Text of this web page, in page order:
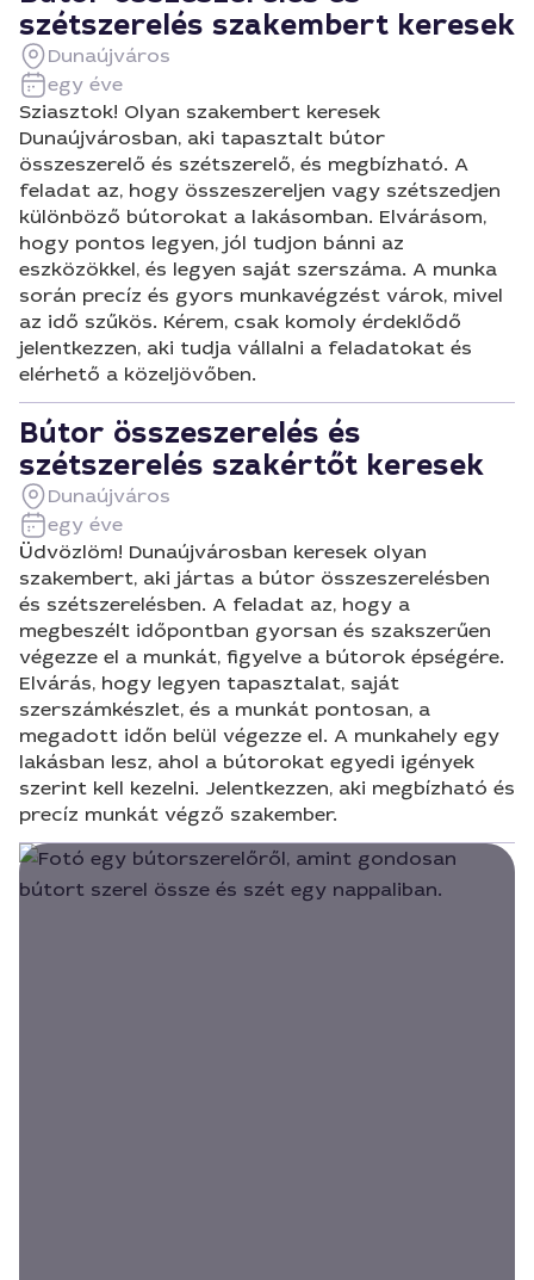
szétszerelés szakembert keresek
Dunaújváros
egy éve
Sziasztok! Olyan szakembert keresek
Dunaújvárosban, aki tapasztalt bútor
összeszerelő és szétszerelő, és megbízható. A
feladat az, hogy összeszereljen vagy szétszedjen
különböző bútorokat a lakásomban. Elvárásom,
hogy pontos legyen, jól tudjon bánni az
eszközökkel, és legyen saját szerszáma. A munka
során precíz és gyors munkavégzést várok, mivel
az idő szűkös. Kérem, csak komoly érdeklődő
jelentkezzen, aki tudja vállalni a feladatokat és
elérhető a közeljövőben.
Bútor összeszerelés és
szétszerelés szakértőt keresek
Dunaújváros
egy éve
Üdvözlöm! Dunaújvárosban keresek olyan
szakembert, aki jártas a bútor összeszerelésben
és szétszerelésben. A feladat az, hogy a
megbeszélt időpontban gyorsan és szakszerűen
végezze el a munkát, figyelve a bútorok épségére.
Elvárás, hogy legyen tapasztalat, saját
szerszámkészlet, és a munkát pontosan, a
megadott időn belül végezze el. A munkahely egy
lakásban lesz, ahol a bútorokat egyedi igények
szerint kell kezelni. Jelentkezzen, aki megbízható és
precíz munkát végző szakember.